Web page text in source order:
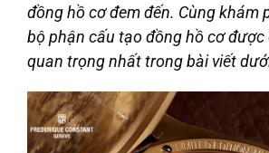
đồng hồ cơ đem đến. Cùng khám
bộ phận cấu tạo đồng hồ cơ được
quan trọng nhất trong bài viết